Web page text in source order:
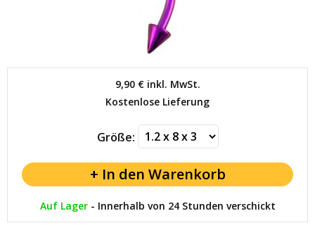
9,90 €inkl. MwSt.
Kostenlose Lieferung
Größe:
Auf Lager- Innerhalb von 24 Stunden verschickt